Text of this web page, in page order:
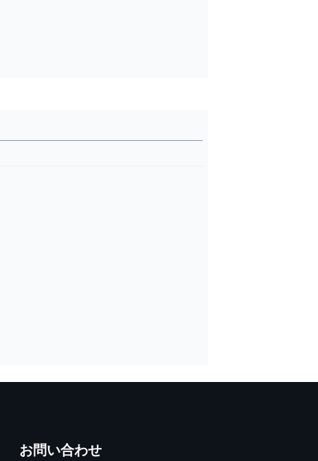
お問い合わせ